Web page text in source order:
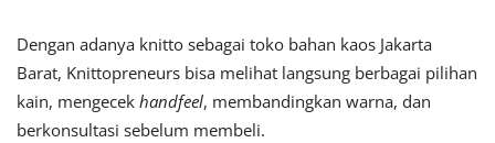
Dengan adanya knitto sebagai toko bahan kaos Jakarta
Barat, Knittopreneurs bisa melihat langsung berbagai pilihan
kain, mengecek handfeel, membandingkan warna, dan
berkonsultasi sebelum membeli.